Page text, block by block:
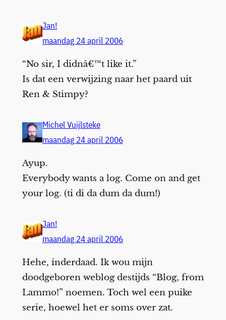
Jan!
maandag 24 april 2006
“No sir, I didnâ€™t like it.”
Is dat een verwijzing naar het paard uit
Ren & Stimpy?
Michel Vuijlsteke
maandag 24 april 2006
Ayup.
Everybody wants a log. Come on and get
your log. (ti di da dum da dum!)
Jan!
maandag 24 april 2006
Hehe, inderdaad. Ik wou mijn
doodgeboren weblog destijds “Blog, from
Lammo!” noemen. Toch wel een puike
serie, hoewel het er soms over zat.